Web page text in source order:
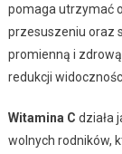
pomaga utrzymać
przesuszeniu oraz
promienną i
redukcji
Witamina C działa
wolnych rodników,